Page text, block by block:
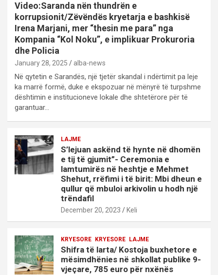
Video:Saranda nën thundrën e
korrupsionit/Zëvëndës kryetarja e bashkisë
Irena Marjani, mer “thesin me para” nga
Kompania “Kol Noku”, e implikuar Prokuroria
dhe Policia
January 28, 2025 alba-news
Në qytetin e Sarandës, një tjetër skandal i ndërtimit pa leje
ka marrë formë, duke e ekspozuar në mënyrë të turpshme
dështimin e institucioneve lokale dhe shtetërore për të
garantuar…
LAJME
S’lejuan askënd të hynte në dhomën
e tij të gjumit”- Ceremonia e
lamtumirës në heshtje e Mehmet
Shehut, rrëfimi i të birit: Mbi dheun e
qullur që mbuloi arkivolin u hodh një
trëndafil
December 20, 2023 Keli
KRYESORE KRYESORE LAJME
Shifra të larta/ Kostoja buxhetore e
mësimdhënies në shkollat publike 9-
vjeçare, 785 euro për nxënës